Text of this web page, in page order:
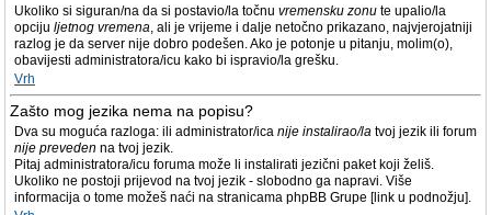
Ukoliko si siguran/na da si postavio/la točnu vremensku zonu te upalio/la
opciju ljetnog vremena, ali je vrijeme i dalje netočno prikazano, najvjerojatniji
razlog je da server nije dobro podešen. Ako je potonje u pitanju, molim(o),
obavijesti administratora/icu kako bi ispravio/la grešku.
Vrh
Zašto mog jezika nema na popisu?
Dva su moguća razloga: ili administrator/ica nije instalirao/la tvoj jezik ili forum
nije preveden na tvoj jezik.
Pitaj administratora/icu foruma može li instalirati jezični paket koji želiš.
Ukoliko ne postoji prijevod na tvoj jezik - slobodno ga napravi. Više
informacija o tome možeš naći na stranicama phpBB Grupe [link u podnožju].